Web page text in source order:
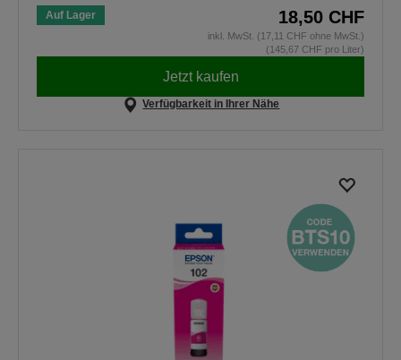
Auf Lager 18,50 CHF
inkl. MwSt. (17,11 CHF ohne MwSt.)
(145,67 CHF pro Liter)
Jetzt kaufen
Verfügbarkeit in Ihrer Nähe